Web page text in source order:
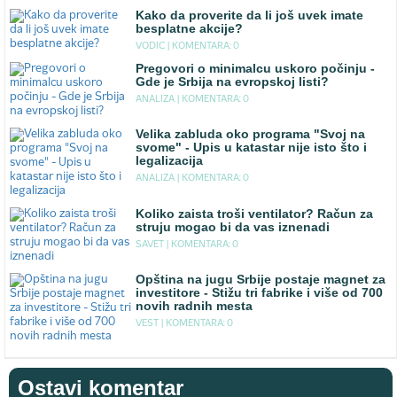
Kako da proverite da li još uvek imate
besplatne akcije?
VODIC | KOMENTARA: 0
Pregovori o minimalcu uskoro počinju -
Gde je Srbija na evropskoj listi?
ANALIZA | KOMENTARA: 0
Velika zabluda oko programa "Svoj na
svome" - Upis u katastar nije isto što i
legalizacija
ANALIZA | KOMENTARA: 0
Koliko zaista troši ventilator? Račun za
struju mogao bi da vas iznenadi
SAVET | KOMENTARA: 0
Opština na jugu Srbije postaje magnet za
investitore - Stižu tri fabrike i više od 700
novih radnih mesta
VEST | KOMENTARA: 0
Ostavi komentar